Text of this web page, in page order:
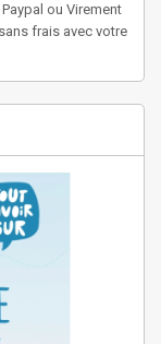
ou Virement
frais avec votre